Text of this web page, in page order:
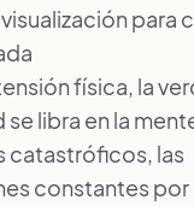
para
física, la
se libra en la
catastróficos, las
constantes por